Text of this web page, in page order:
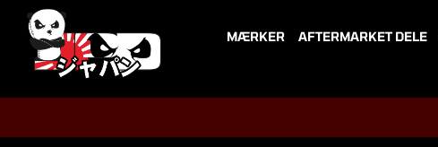
content
MÆRKER AFTERMARKET DELE